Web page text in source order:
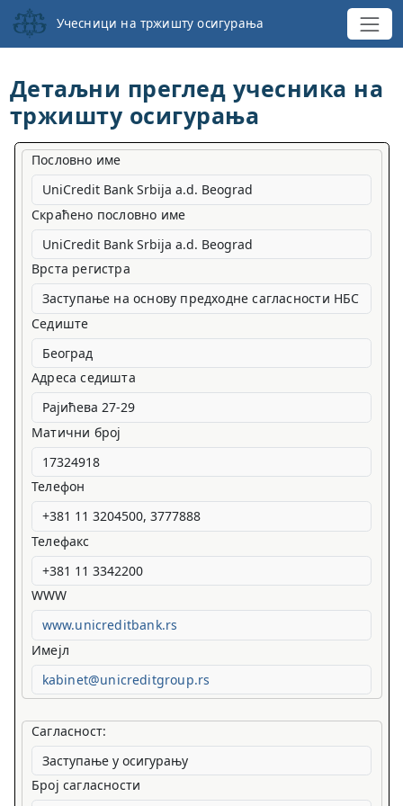
Учесници на тржишту осигурања
Детаљни преглед учесника на
тржишту осигурања
Пословно име
Скраћено пословно име
Врста регистра
Заступање на основу предходне сагласности НБС
Седиште
Адреса седишта
Матични број
Телефон
Телефакс
WWW
www.unicreditbank.rs
Имејл
kabinet@unicreditgroup.rs
Сагласност:
Број сагласности